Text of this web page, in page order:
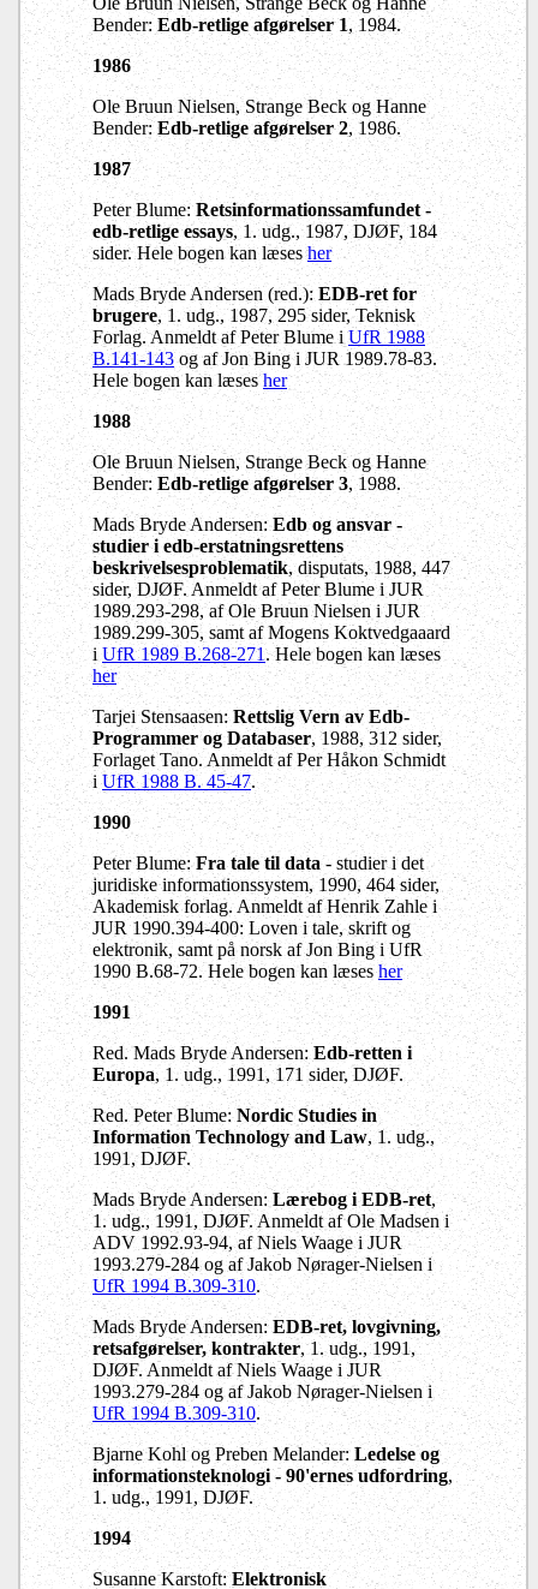
Bender: Edb-retlige afgørelser 1, 1984.
1986
Ole Bruun Nielsen, Strange Beck og Hanne
Bender:Edb-retlige afgørelser 2, 1986.
1987
Peter Blume:Retsinformationssamfundet -
edb-retlige essays, 1. udg., 1987, DJØF, 184
sider.Hele bogen kan læsesher
Mads Bryde Andersen (red.):EDB-ret for
brugere, 1. udg., 1987, 295 sider, Teknisk
Forlag. Anmeldt af Peter Blume iUfR 1988
B.141-143og af Jon Bing i JUR 1989.78-83.
Hele bogen kan læsesher
1988
Ole Bruun Nielsen, Strange Beck og Hanne
Bender: Edb-retlige afgørelser 3, 1988.
Mads Bryde Andersen:Edb og ansvar -
studier i edb-erstatningsrettens
beskrivelsesproblematik, disputats, 1988, 447
sider, DJØF. Anmeldt af Peter Blume i JUR
1989.293-298, af Ole Bruun Nielsen i JUR
1989.299-305, samt af Mogens Koktvedgaaard
i UfR 1989 B.268-271. Hele bogen kan læses
her
Tarjei Stensaasen:Rettslig Vern av Edb-
Programmer og Databaser, 1988, 312 sider,
Forlaget Tano. Anmeldt af Per Håkon Schmidt
iUfR 1988 B. 45-47.
1990
Peter Blume:Fra tale til data- studier i det
juridiske informationssystem, 1990, 464 sider,
Akademisk forlag. Anmeldt af Henrik Zahle i
JUR 1990.394-400: Loven i tale, skrift og
elektronik, samt på norsk af Jon Bing i UfR
1990 B.68-72. Hele bogen kan læsesher
1991
Red. Mads Bryde Andersen: Edb-retten i
Europa, 1. udg., 1991, 171 sider, DJØF.
Red. Peter Blume:Nordic Studies in
Information Technology and Law, 1. udg.,
1991, DJØF.
Mads Bryde Andersen:Lærebog i EDB-ret,
1. udg., 1991, DJØF. Anmeldt af Ole Madsen i
ADV 1992.93-94, af Niels Waage i JUR
1993.279-284 og af Jakob Nørager-Nielsen i
UfR 1994 B.309-310.
Mads Bryde Andersen:EDB-ret, lovgivning,
retsafgørelser, kontrakter, 1. udg., 1991,
DJØF. Anmeldt af Niels Waage i JUR
1993.279-284 og af Jakob Nørager-Nielsen i
UfR 1994 B.309-310.
Bjarne Kohl og Preben Melander:Ledelse og
informationsteknologi - 90'ernes udfordring,
1. udg., 1991, DJØF.
1994
Susanne Karstoft:Elektronisk